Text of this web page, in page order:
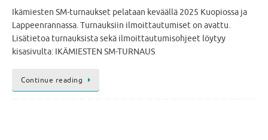
Ikämiesten SM-turnaukset pelataan keväällä 2025 Kuopiossa ja
Lappeenrannassa. Turnauksiin ilmoittautumiset on avattu.
Lisätietoa turnauksista sekä ilmoittautumisohjeet löytyy
kisasivulta: IKÄMIESTEN SM-TURNAUS
Continue reading